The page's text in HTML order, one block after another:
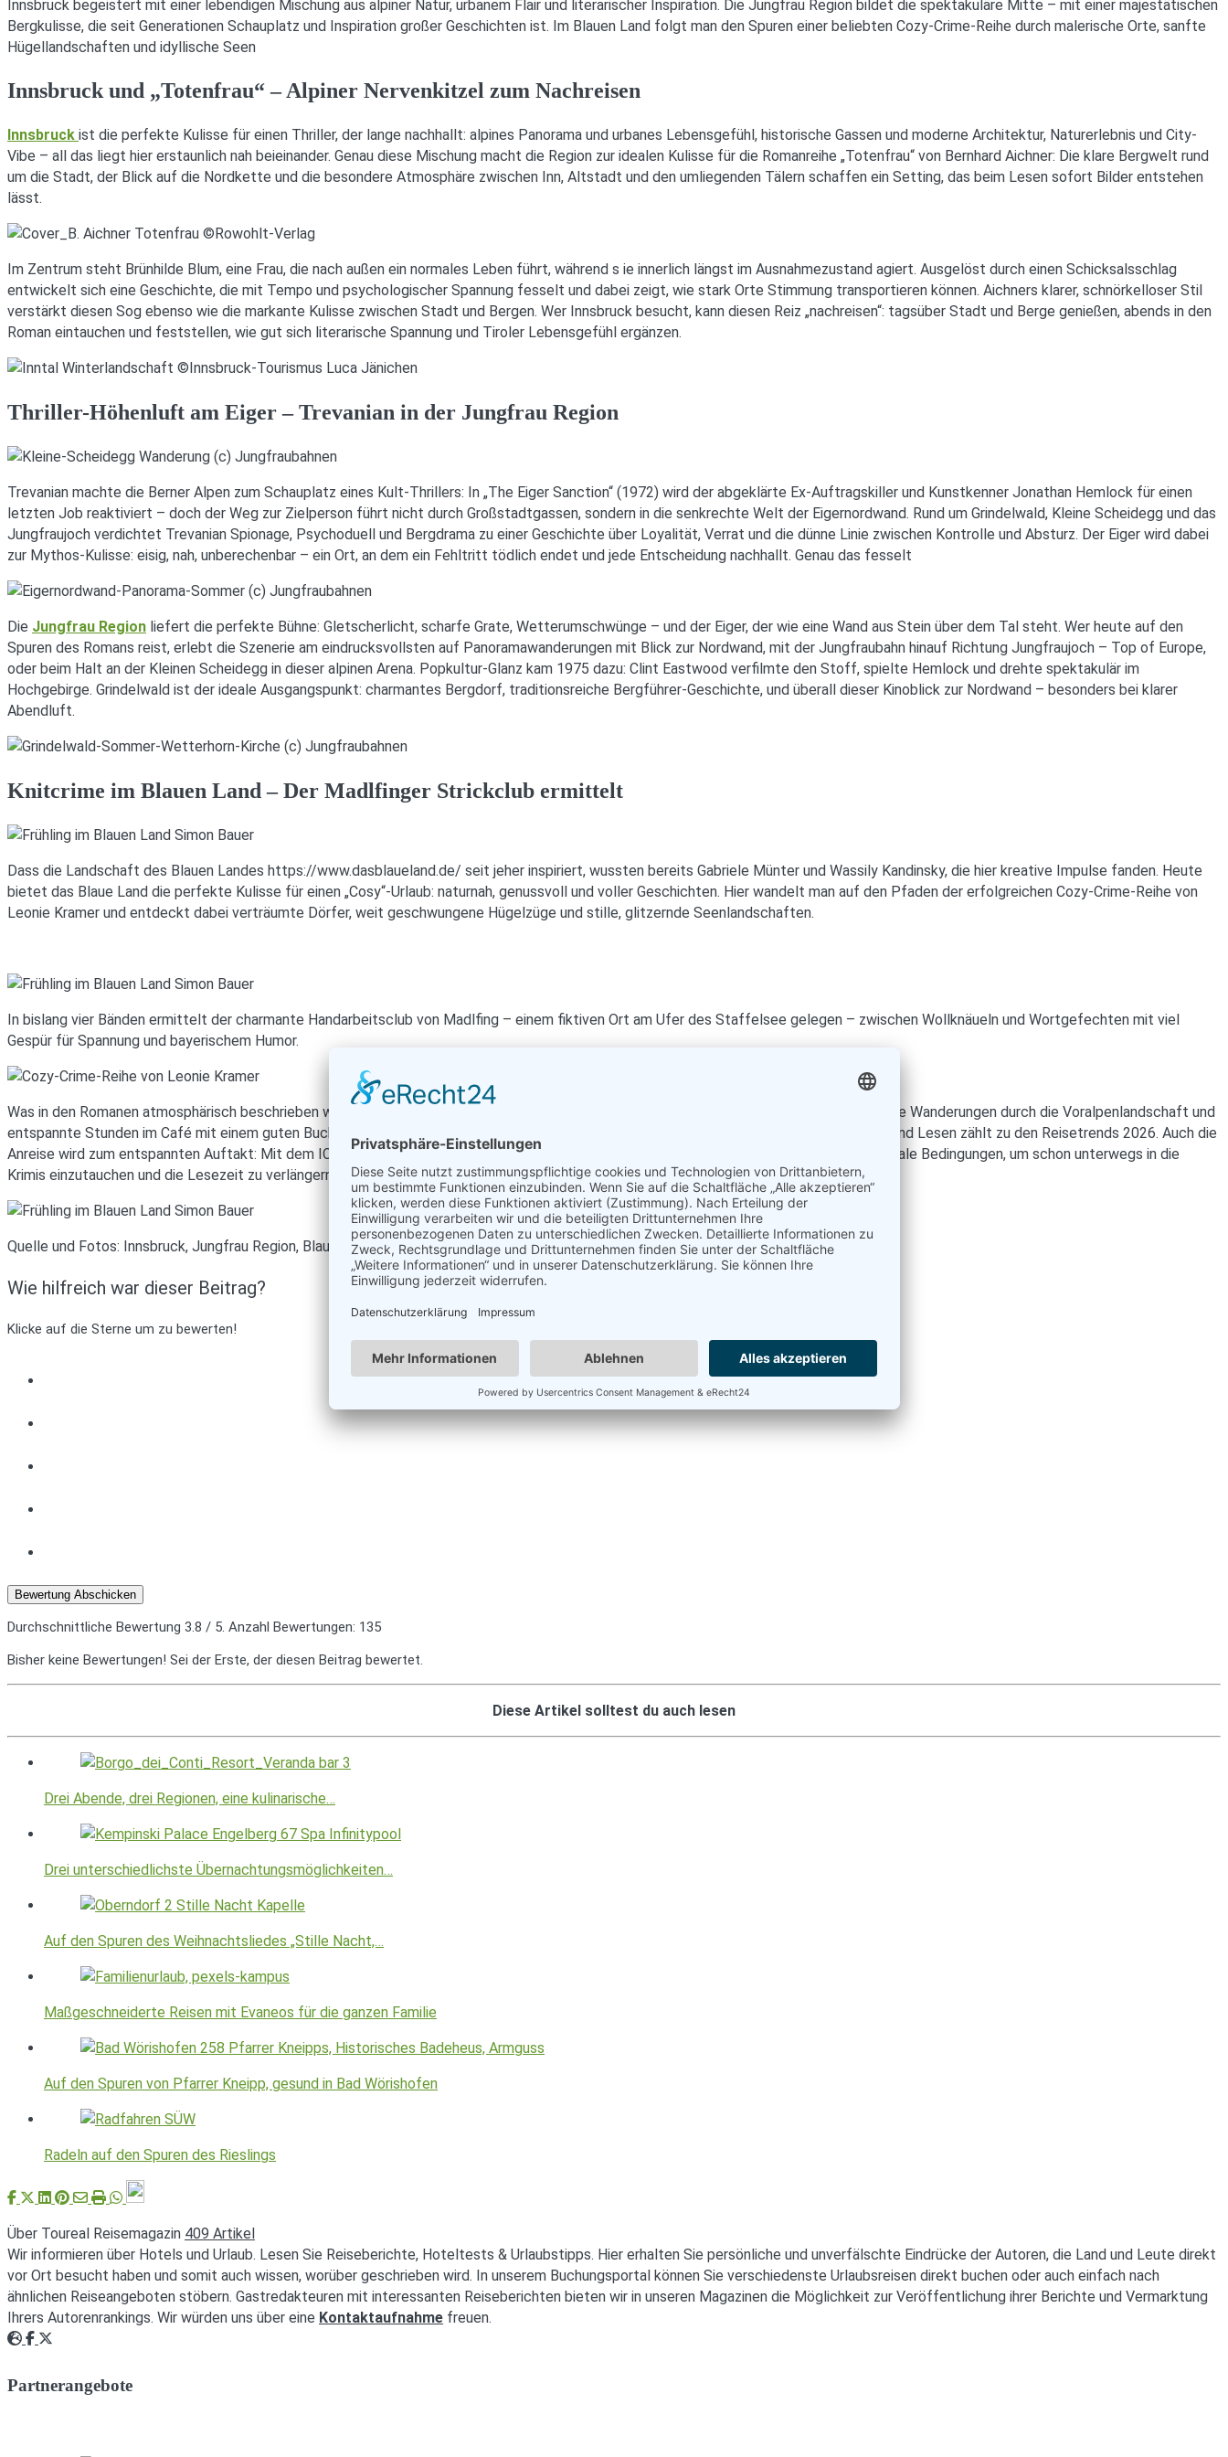
Innsbruck begeistert mit einer lebendigen Mischung aus alpiner Natur, urbanem Flair und literarischer Inspiration. Die Jungfrau Region bildet die spektakuläre Mitte – mit einer majestätischen
Bergkulisse, die seit Generationen Schauplatz und Inspiration großer Geschichten ist. Im Blauen Land folgt man den Spuren einer beliebten Cozy-Crime-Reihe durch malerische Orte, sanfte
Hügellandschaften und idyllische Seen
Innsbruck und „Totenfrau“ – Alpiner Nervenkitzel zum Nachreisen
Innsbruck ist die perfekte Kulisse für einen Thriller, der lange nachhallt: alpines Panorama und urbanes Lebensgefühl, historische Gassen und moderne Architektur, Naturerlebnis und City-
Vibe – all das liegt hier erstaunlich nah beieinander. Genau diese Mischung macht die Region zur idealen Kulisse für die Romanreihe „Totenfrau“ von Bernhard Aichner: Die klare Bergwelt rund
um die Stadt, der Blick auf die Nordkette und die besondere Atmosphäre zwischen Inn, Altstadt und den umliegenden Tälern schaffen ein Setting, das beim Lesen sofort Bilder entstehen
lässt.
Im Zentrum steht Brünhilde Blum, eine Frau, die nach außen ein normales Leben führt, während s ie innerlich längst im Ausnahmezustand agiert. Ausgelöst durch einen Schicksalsschlag
entwickelt sich eine Geschichte, die mit Tempo und psychologischer Spannung fesselt und dabei zeigt, wie stark Orte Stimmung transportieren können. Aichners klarer, schnörkelloser Stil
verstärkt diesen Sog ebenso wie die markante Kulisse zwischen Stadt und Bergen. Wer Innsbruck besucht, kann diesen Reiz „nachreisen“: tagsüber Stadt und Berge genießen, abends in den
Roman eintauchen und feststellen, wie gut sich literarische Spannung und Tiroler Lebensgefühl ergänzen.
Thriller-Höhenluft am Eiger – Trevanian in der Jungfrau Region
Trevanian machte die Berner Alpen zum Schauplatz eines Kult-Thrillers: In „The Eiger Sanction“ (1972) wird der abgeklärte Ex-Auftragskiller und Kunstkenner Jonathan Hemlock für einen
letzten Job reaktiviert – doch der Weg zur Zielperson führt nicht durch Großstadtgassen, sondern in die senkrechte Welt der Eigernordwand. Rund um Grindelwald, Kleine Scheidegg und das
Jungfraujoch verdichtet Trevanian Spionage, Psychoduell und Bergdrama zu einer Geschichte über Loyalität, Verrat und die dünne Linie zwischen Kontrolle und Absturz. Der Eiger wird dabei
zur Mythos-Kulisse: eisig, nah, unberechenbar – ein Ort, an dem ein Fehltritt tödlich endet und jede Entscheidung nachhallt. Genau das fesselt
Die Jungfrau Region liefert die perfekte Bühne: Gletscherlicht, scharfe Grate, Wetterumschwünge – und der Eiger, der wie eine Wand aus Stein über dem Tal steht. Wer heute auf den
Spuren des Romans reist, erlebt die Szenerie am eindrucksvollsten auf Panoramawanderungen mit Blick zur Nordwand, mit der Jungfraubahn hinauf Richtung Jungfraujoch – Top of Europe,
oder beim Halt an der Kleinen Scheidegg in dieser alpinen Arena. Popkultur-Glanz kam 1975 dazu: Clint Eastwood verfilmte den Stoff, spielte Hemlock und drehte spektakulär im
Hochgebirge. Grindelwald ist der ideale Ausgangspunkt: charmantes Bergdorf, traditionsreiche Bergführer-Geschichte, und überall dieser Kinoblick zur Nordwand – besonders bei klarer
Abendluft.
Knitcrime im Blauen Land – Der Madlfinger Strickclub ermittelt
Dass die Landschaft des Blauen Landes https://www.dasblaueland.de/ seit jeher inspiriert, wussten bereits Gabriele Münter und Wassily Kandinsky, die hier kreative Impulse fanden. Heute
bietet das Blaue Land die perfekte Kulisse für einen „Cosy“-Urlaub: naturnah, genussvoll und voller Geschichten. Hier wandelt man auf den Pfaden der erfolgreichen Cozy-Crime-Reihe von
Leonie Kramer und entdeckt dabei verträumte Dörfer, weit geschwungene Hügelzüge und stille, glitzernde Seenlandschaften.
In bislang vier Bänden ermittelt der charmante Handarbeitsclub von Madlfing – einem fiktiven Ort am Ufer des Staffelsee gelegen – zwischen Wollknäueln und Wortgefechten mit viel
Gespür für Spannung und bayerischem Humor.
Was in den Romanen atmosphärisch beschrieben wird, lässt sich vor Ort ganz real erleben: gemütliche Spaziergänge am See, aussichtsreiche Wanderungen durch die Voralpenlandschaft und
entspannte Stunden im Café mit einem guten Buch. Genau diese Mischung aus Naturerlebnis und entschleunigenden Hobbys wie Stricken und Lesen zählt zu den Reisetrends 2026. Auch die
Anreise wird zum entspannten Auftakt: Mit dem ICE, etwa ab Saarbrücken, ist das Blaue Land bequem und ohne Umsteigen erreichbar – ideale Bedingungen, um schon unterwegs in die
Krimis einzutauchen und die Lesezeit zu verlängern.
Quelle und Fotos: Innsbruck, Jungfrau Region, Blaues Land
Wie hilfreich war dieser Beitrag?
Klicke auf die Sterne um zu bewerten!
Bewertung Abschicken
Durchschnittliche Bewertung 3.8 / 5. Anzahl Bewertungen: 135
Bisher keine Bewertungen! Sei der Erste, der diesen Beitrag bewertet.
Diese Artikel solltest du auch lesen
Drei Abende, drei Regionen, eine kulinarische…
Drei unterschiedlichste Übernachtungsmöglichkeiten…
Auf den Spuren des Weihnachtsliedes „Stille Nacht,…
Maßgeschneiderte Reisen mit Evaneos für die ganzen Familie
Auf den Spuren von Pfarrer Kneipp, gesund in Bad Wörishofen
Radeln auf den Spuren des Rieslings
Über Toureal Reisemagazin 409 Artikel
Wir informieren über Hotels und Urlaub. Lesen Sie Reiseberichte, Hoteltests & Urlaubstipps. Hier erhalten Sie persönliche und unverfälschte Eindrücke der Autoren, die Land und Leute direkt
vor Ort besucht haben und somit auch wissen, worüber geschrieben wird. In unserem Buchungsportal können Sie verschiedenste Urlaubsreisen direkt buchen oder auch einfach nach
ähnlichen Reiseangeboten stöbern. Gastredakteuren mit interessanten Reiseberichten bieten wir in unseren Magazinen die Möglichkeit zur Veröffentlichung ihrer Berichte und Vermarktung
Ihrers Autorenrankings. Wir würden uns über eine Kontaktaufnahme freuen.
Webseite
Facebook
Partnerangebote